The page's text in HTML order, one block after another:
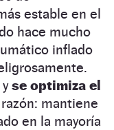
estable en el
hace mucho
inflado
yse optimiza el
mantiene
en la mayoría